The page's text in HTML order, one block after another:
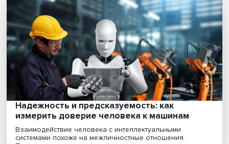
Роды в тундре и обрезание в Кении: как
живут женщины в разных уголках